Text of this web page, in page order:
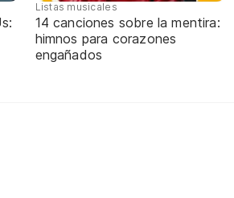
Listas musicales
14 canciones sobre la mentira:
himnos para corazones
engañados